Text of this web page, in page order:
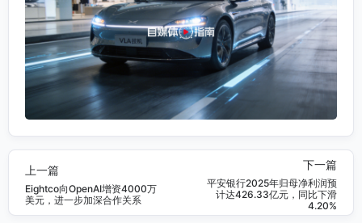
上一篇
Eightco向OpenAI增资4000万
美元，进一步加深合作关系
下一篇
平安银行2025年归母净利润预
计达426.33亿元，同比下滑
4.20%